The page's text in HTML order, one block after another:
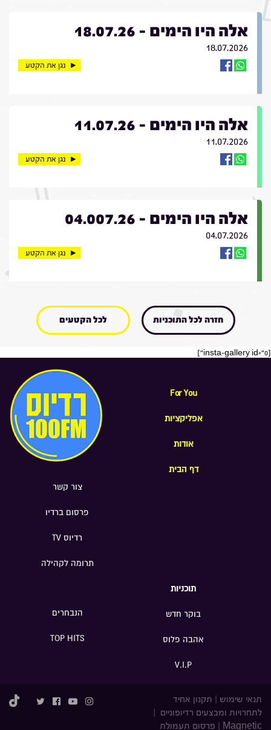
אלה היו הימים - 18.07.26
18.07.2026
נגן את הקטע
אלה היו הימים - 11.07.26
11.07.2026
נגן את הקטע
אלה היו הימים - 04.007.26
04.07.2026
נגן את הקטע
חזרה לכל התוכניות לכל הקטעים
[insta-gallery id="0"]
For You
אפליקציות
אודות
דף הבית
צור קשר
פרסום ברדיו
רדיוס TV
תרומה לקהילה
תוכניות
בוקר חדש
אהבה פלוס
V.I.P
הנבחרים
TOP HITS
תנאי שימוש
תקנון אחיד
לתחרויות ומבצעים רדיופוניים
Magnetic
פרסום תעמולת